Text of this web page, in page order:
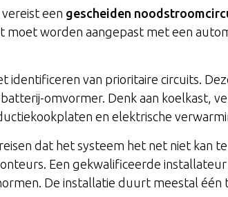
een gescheiden
moet worden aangepast met een
identificeren van prioritaire circuits.
omvormer. Denk aan koelkast,
en elektrische
dat het systeem het net niet kan
Een gekwalificeerde
De installatie duurt meestal één